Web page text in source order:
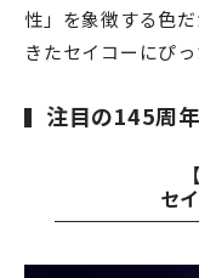
性」を象徴する色
きたセイコーにぴ
注目の145周
セ